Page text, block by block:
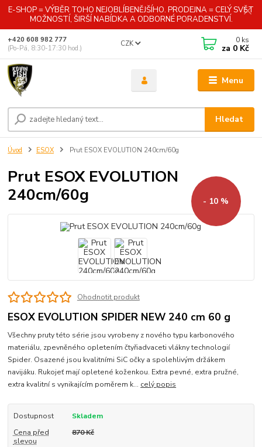
E-SHOP = VÝBĚR TOHO NEJOBLÍBENĚJŠÍHO. PRODEJNA = CELÝ SVĚT
MOŽNOSTÍ, ŠIRŠÍ NABÍDKA A ODBORNÉ PORADENSTVÍ.
Menu
CZK
Hledat
+420 608 982 777
(Po-Pá, 8:30-17:30 hod.)
0 ks
za 0 Kč
Úvod ESOX Prut ESOX EVOLUTION 240cm/60g
Prut ESOX EVOLUTION
240cm/60g
- 10 %
Ohodnotit produkt
ESOX EVOLUTION SPIDER NEW 240 cm 60 g
Všechny pruty této série jsou vyrobeny z nového typu karbonového
materiálu, zpevněného opletením čtyřiadvaceti vlákny technologií
Spider. Osazené jsou kvalitními SiC očky a spolehlivým držákem
navijáku. Rukojeť mají opletené koženkou. Extra pevné, extra pružné,
extra kvalitní s vynikajícím poměrem k... celý popis
Dostupnost
Skladem
Cena před
slevou
870 Kč